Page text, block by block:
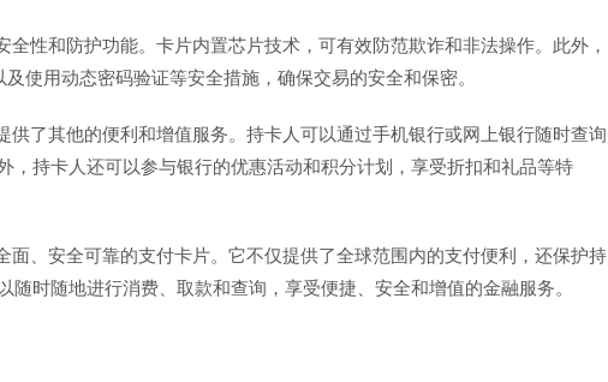
性和防护功能。卡片内置芯片技术，可有效防范欺诈和非法操作。此外，
使用动态密码验证等安全措施，确保交易的安全和保密。
供了其他的便利和增值服务。持卡人可以通过手机银行或网上银行随时查询
，持卡人还可以参与银行的优惠活动和积分计划，享受折扣和礼品等特
面、安全可靠的支付卡片。它不仅提供了全球范围内的支付便利，还保护持
随时随地进行消费、取款和查询，享受便捷、安全和增值的金融服务。